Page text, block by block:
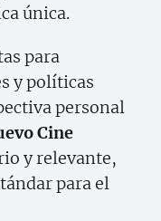
única.
para
y políticas
personal
Cine
y relevante,
para el